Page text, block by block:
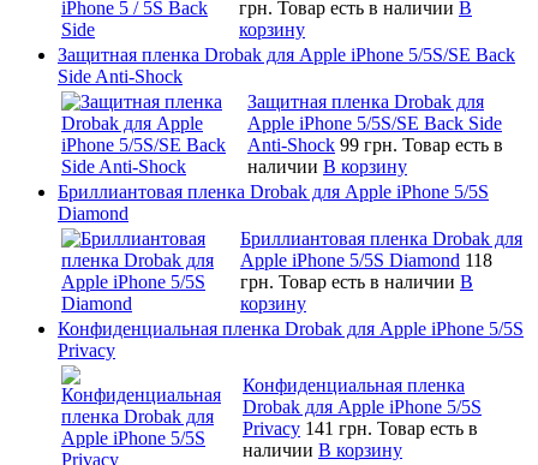
грн. Товар есть в наличии В
корзину
Защитная пленка Drobak для Apple iPhone 5/5S/SE Back
Side Anti-Shock
Защитная пленка Drobak для
Apple iPhone 5/5S/SE Back Side
Anti-Shock 99 грн. Товар есть в
наличии В корзину
Бриллиантовая пленка Drobak для Apple iPhone 5/5S
Diamond
Бриллиантовая пленка Drobak для
Apple iPhone 5/5S Diamond 118
грн. Товар есть в наличии В
корзину
Конфиденциальная пленка Drobak для Apple iPhone 5/5S
Privacy
Конфиденциальная пленка
Drobak для Apple iPhone 5/5S
Privacy 141 грн. Товар есть в
наличии В корзину